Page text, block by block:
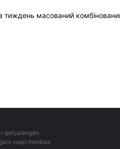
тиждень масований
qorçalangan.
vaqıt menbaa